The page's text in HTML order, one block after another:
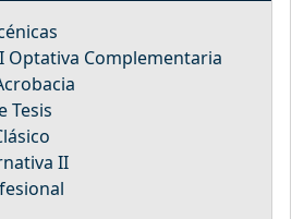
Optativa Complementaria
Tesis
II